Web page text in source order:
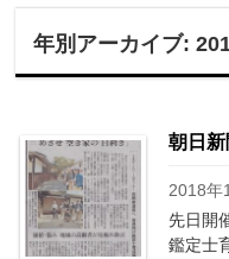
年別アーカイブ:
朝日新
2018年
先日開
鑑定士